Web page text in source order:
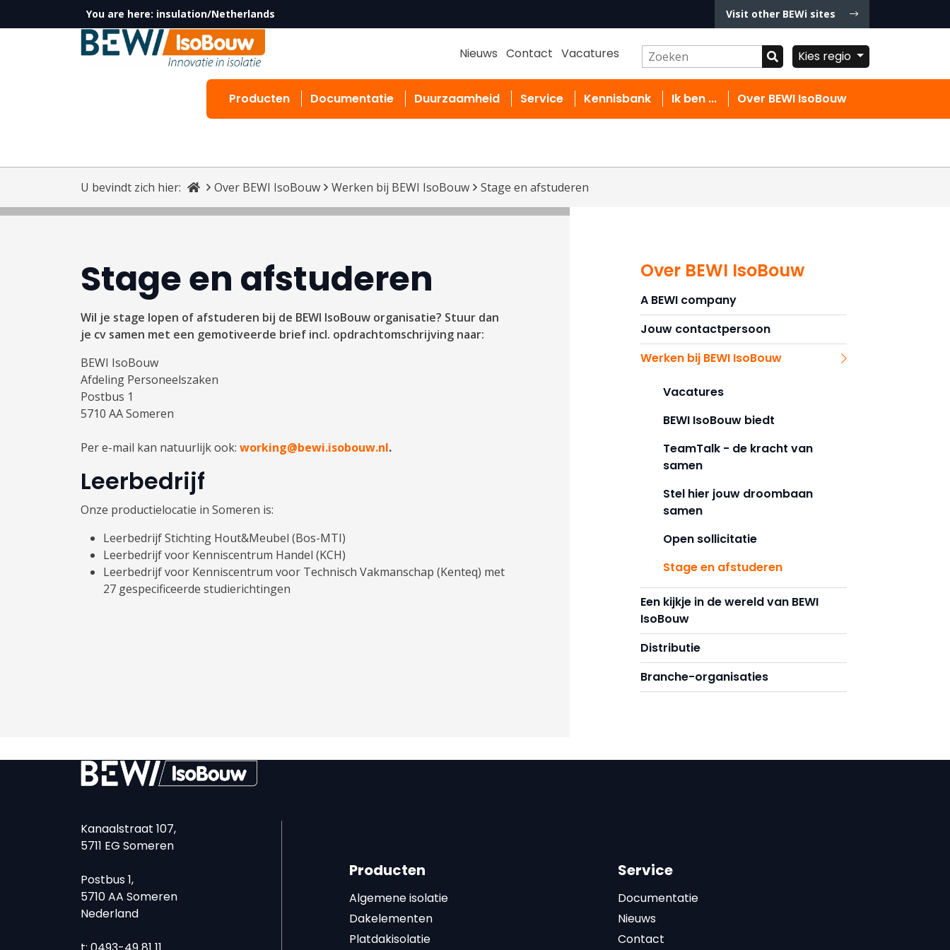
You are here: insulation/Netherlands Visit other BEWi sites
Nieuws Contact Vacatures Kies regio
Producten Documentatie Duurzaamheid Service Kennisbank Ik ben ... Over BEWI IsoBouw
U bevindt zich hier: Over BEWI IsoBouw Werken bij BEWI IsoBouw Stage en afstuderen
Stage en afstuderen
Wil je stage lopen of afstuderen bij de BEWI IsoBouw organisatie? Stuur dan
je cv samen met een gemotiveerde brief incl. opdrachtomschrijving naar:
BEWI IsoBouw
Afdeling Personeelszaken
Postbus 1
5710 AA Someren
Per e-mail kan natuurlijk ook: working@bewi.isobouw.nl.
Leerbedrijf
Onze productielocatie in Someren is:
Leerbedrijf Stichting Hout&Meubel (Bos-MTI)
Leerbedrijf voor Kenniscentrum Handel (KCH)
Leerbedrijf voor Kenniscentrum voor Technisch Vakmanschap (Kenteq) met
27 gespecificeerde studierichtingen
Over BEWI IsoBouw
A BEWI company
Jouw contactpersoon
Werken bij BEWI IsoBouw
Vacatures
BEWI IsoBouw biedt
TeamTalk - de kracht van
samen
Stel hier jouw droombaan
samen
Open sollicitatie
Stage en afstuderen
Een kijkje in de wereld van BEWI
IsoBouw
Distributie
Branche-organisaties
Kanaalstraat 107,
5711 EG Someren
Postbus 1,
5710 AA Someren
Nederland
Producten
Algemene isolatie
Dakelementen
Platdakisolatie
Service
Documentatie
Nieuws
Contact